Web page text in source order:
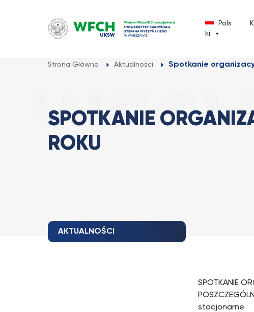
Pols
ki
Strona Główna Aktualności Spotkanie
SPOTKANIE
ROKU
AKTUALNOŚCI
SPOTKANIE
stacjonarne